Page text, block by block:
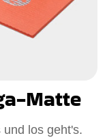
Matte
los geht's.